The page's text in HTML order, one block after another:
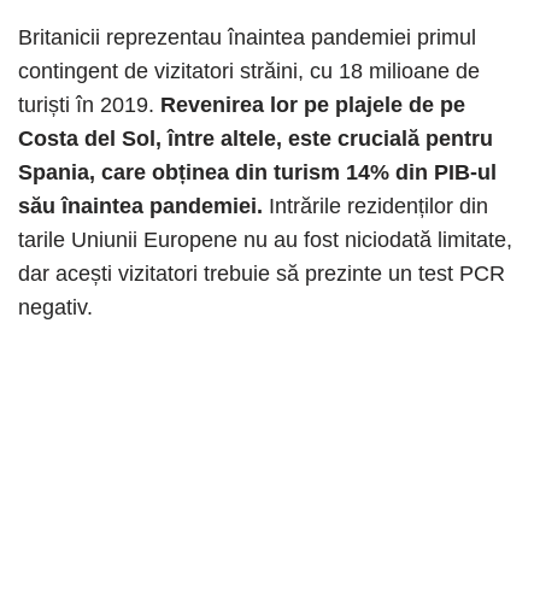
Britanicii reprezentau înaintea pandemiei primul
contingent de vizitatori străini, cu 18 milioane de
turiști în 2019. Revenirea lor pe plajele de pe
Costa del Sol, între altele, este crucială pentru
Spania, care obținea din turism 14% din PIB-ul
său înaintea pandemiei. Intrările rezidenților din
tarile Uniunii Europene nu au fost niciodată limitate,
dar acești vizitatori trebuie să prezinte un test PCR
negativ.